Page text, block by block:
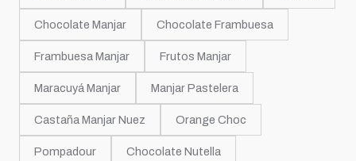
Chocolate Manjar Chocolate Frambuesa
Frambuesa Manjar Frutos Manjar
Maracuyá Manjar Manjar Pastelera
Castaña Manjar Nuez Orange Choc
Pompadour Chocolate Nutella